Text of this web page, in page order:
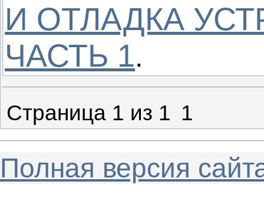
И ОТЛАДКА
ЧАСТЬ 1.
Страница 1 из 1 1
Полная версия